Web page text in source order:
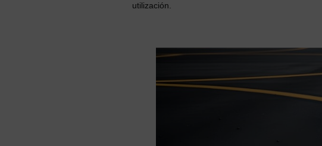
utilización.